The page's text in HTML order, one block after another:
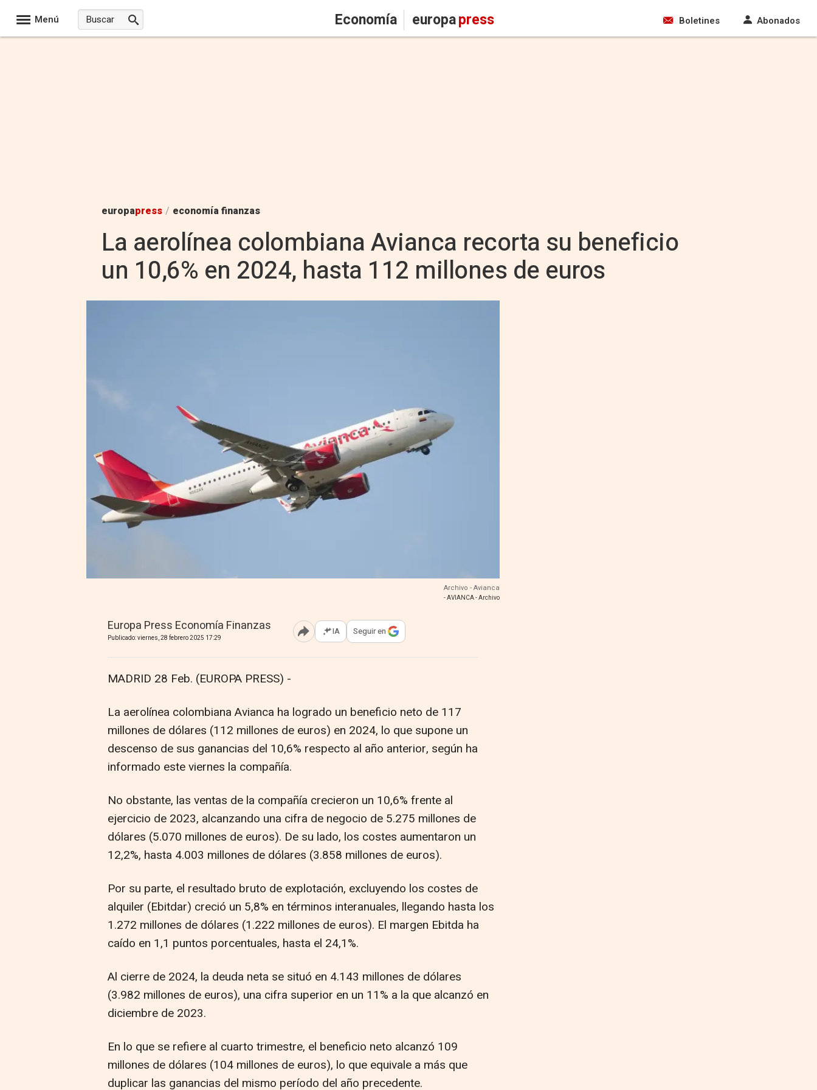
Menú Economía europapress Boletines Abonados
europapress / economía finanzas
La aerolínea colombiana Avianca recorta su beneficio
un 10,6% en 2024, hasta 112 millones de euros
Archivo - Avianca
- AVIANCA - Archivo
Europa Press Economía Finanzas
Publicado: viernes, 28 febrero 2025 17:29 Abrir opciones para compartir
IA Seguir en
MADRID 28 Feb. (EUROPA PRESS) -
La aerolínea colombiana Avianca ha logrado un beneficio neto de 117
millones de dólares (112 millones de euros) en 2024, lo que supone un
descenso de sus ganancias del 10,6% respecto al año anterior, según ha
informado este viernes la compañía.
No obstante, las ventas de la compañía crecieron un 10,6% frente al
ejercicio de 2023, alcanzando una cifra de negocio de 5.275 millones de
dólares (5.070 millones de euros). De su lado, los costes aumentaron un
12,2%, hasta 4.003 millones de dólares (3.858 millones de euros).
Por su parte, el resultado bruto de explotación, excluyendo los costes de
alquiler (Ebitdar) creció un 5,8% en términos interanuales, llegando hasta los
1.272 millones de dólares (1.222 millones de euros). El margen Ebitda ha
caído en 1,1 puntos porcentuales, hasta el 24,1%.
Al cierre de 2024, la deuda neta se situó en 4.143 millones de dólares
(3.982 millones de euros), una cifra superior en un 11% a la que alcanzó en
diciembre de 2023.
En lo que se refiere al cuarto trimestre, el beneficio neto alcanzó 109
millones de dólares (104 millones de euros), lo que equivale a más que
duplicar las ganancias del mismo período del año precedente.